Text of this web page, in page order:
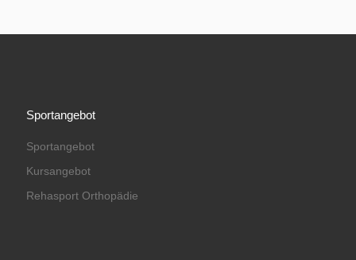
Sportangebot
Sportangebot
Kursangebot
Rehasport Orthopädie